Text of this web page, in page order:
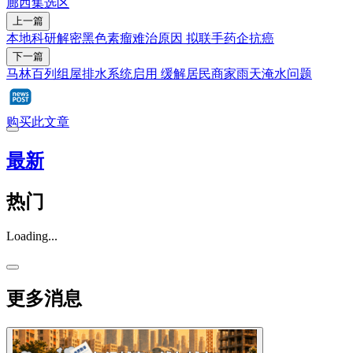
上一篇
本地科研解密黑色素瘤难治原因 拟联手药企抗癌
下一篇
马林百列组屋排水系统启用 缓解居民商家雨天淹水问题
购买此文章
最新
热门
Loading...
更多消息